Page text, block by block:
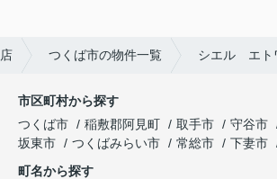
つくば市の物件一覧 シエル エ
市区町村から探す
つくば市
稲敷郡阿見町 取手市 守谷市
坂東市
つくばみらい市 常総市 下妻市
町名から探す